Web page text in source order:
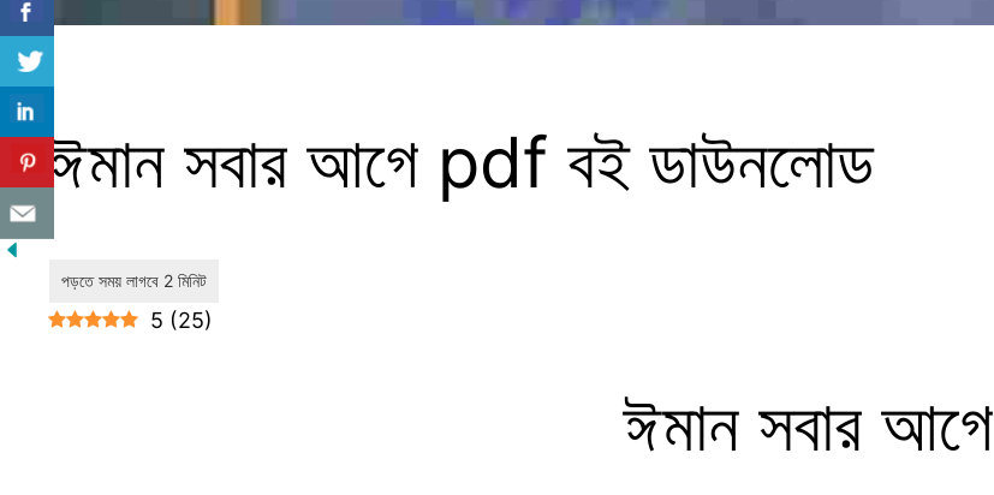
ঈমান সবার আগে pdf বই ডাউনলোড
5 (25)
ঈমান সবার আগে